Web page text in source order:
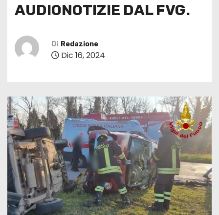
AUDIONOTIZIE DAL FVG.
Di Redazione
Dic 16, 2024